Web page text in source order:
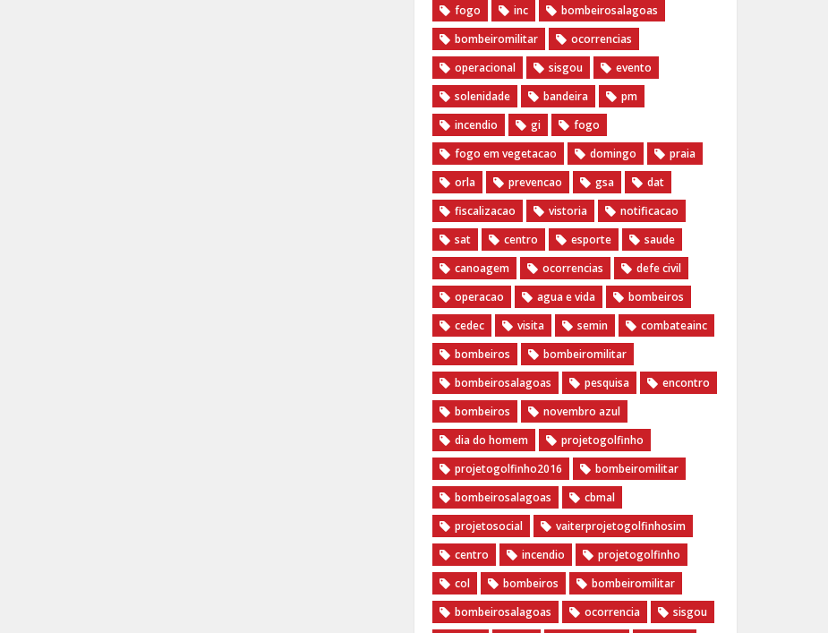
fogo
inc
bombeirosalagoas
bombeiromilitar
ocorrencias
operacional
sisgou
evento
solenidade
bandeira
pm
incendio
gi
fogo
fogo em vegetacao
domingo
praia
orla
prevencao gsa
dat
fiscalizacao
vistoria
notificacao
sat
centro esporte
saude
canoagem
ocorrencias
defe civil
operacao
agua e vida
bombeiros
cedec
visita semin
combateainc
bombeiros
bombeiromilitar
bombeirosalagoas
pesquisa
encontro
bombeiros
novembro azul
dia do homem
‪projetogolfinho‬
‎projetogolfinho2016
‎bombeiromilitar‬
‎bombeirosalagoas‬
‎cbmal‬
‎projetosocial‬‪
vaiterprojetogolfinhosim‬
centro
incendio
projetogolfinho
col
bombeiros
bombeiromilitar
bombeirosalagoas
ocorrencia
sisgou